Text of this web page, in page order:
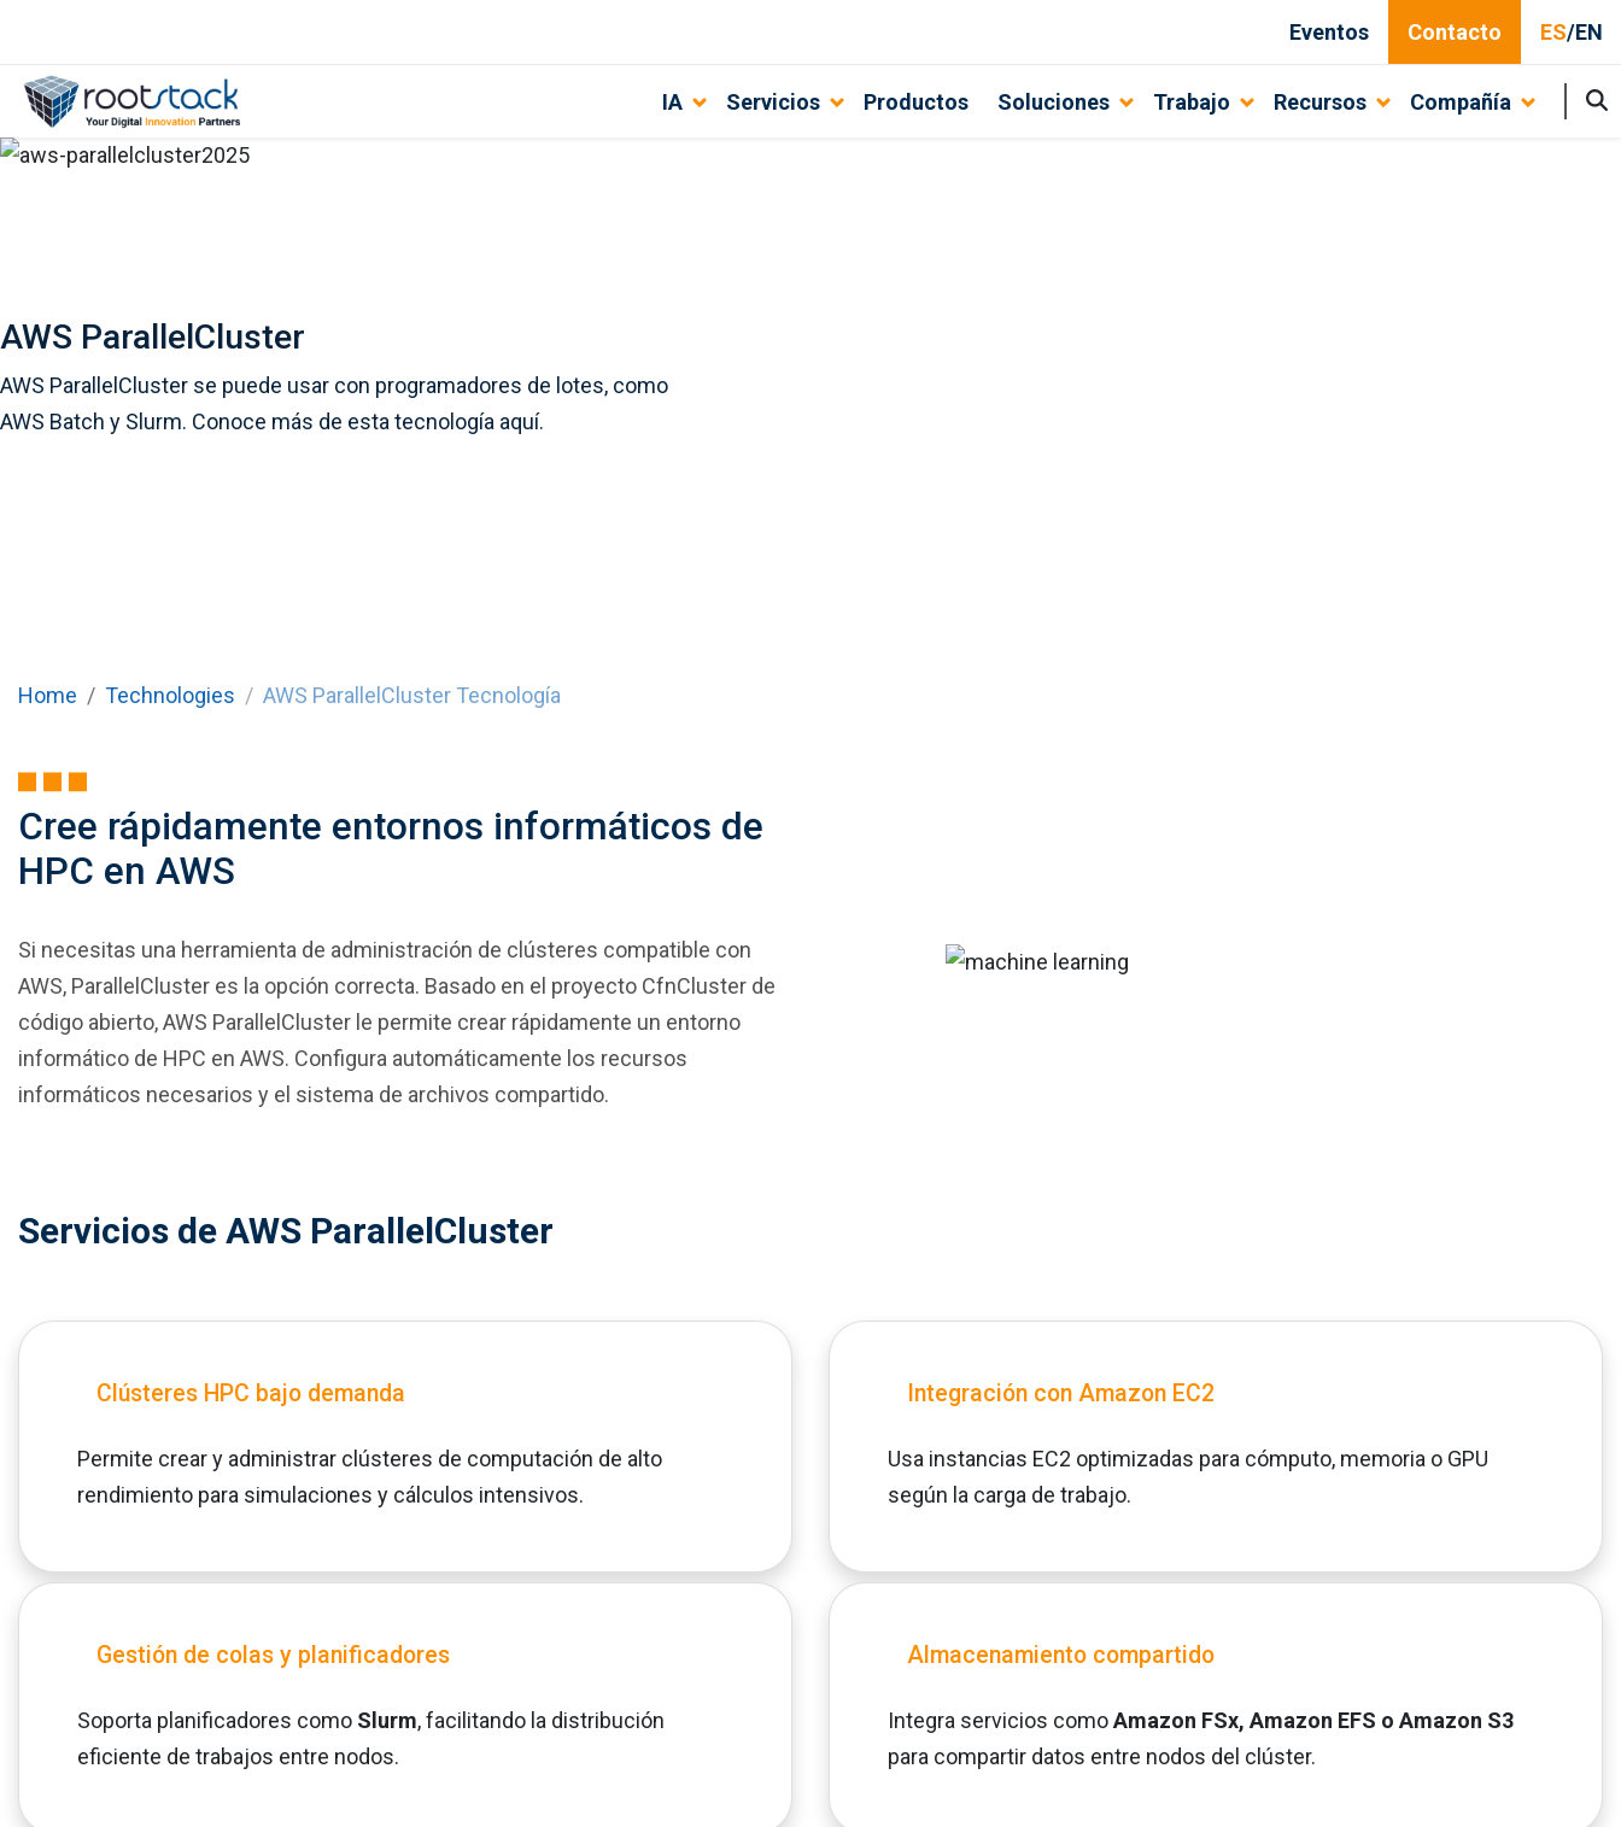
Eventos Contacto ES/EN
IA Servicios Productos Soluciones Trabajo Recursos Compañía
AWS ParallelCluster
AWS ParallelCluster se puede usar con programadores de lotes, como
AWS Batch y Slurm. Conoce más de esta tecnología aquí.
Home Technologies AWS ParallelCluster Tecnología
Cree rápidamente entornos informáticos de
HPC en AWS
Si necesitas una herramienta de administración de clústeres compatible con
AWS, ParallelCluster es la opción correcta. Basado en el proyecto CfnCluster de
código abierto, AWS ParallelCluster le permite crear rápidamente un entorno
informático de HPC en AWS. Configura automáticamente los recursos
informáticos necesarios y el sistema de archivos compartido.
Servicios de AWS ParallelCluster
Clústeres HPC bajo demanda
Permite crear y administrar clústeres de computación de alto
rendimiento para simulaciones y cálculos intensivos.
Integración con Amazon EC2
Usa instancias EC2 optimizadas para cómputo, memoria o GPU
según la carga de trabajo.
Gestión de colas y planificadores
Soporta planificadores como Slurm, facilitando la distribución
eficiente de trabajos entre nodos.
Almacenamiento compartido
Integra servicios comoAmazon FSx, Amazon EFS o Amazon S3
para compartir datos entre nodos del clúster.